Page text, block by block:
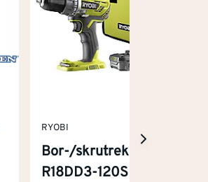
RYOBI
Bor-/skrutrekker
R18DD3-120S One+